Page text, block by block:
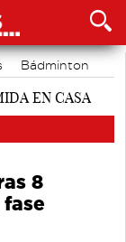
Bádminton
8